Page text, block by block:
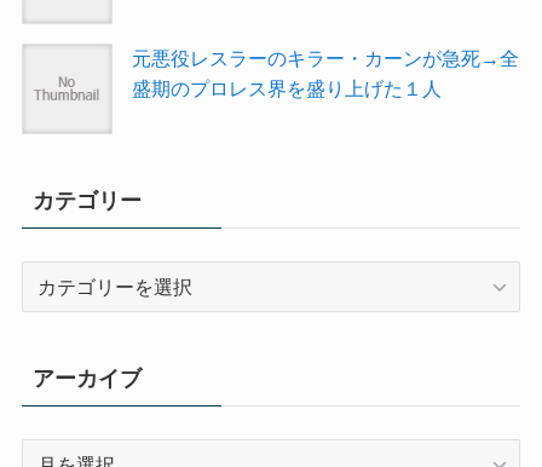
元悪役レスラーのキラー・カーンが急死→全
盛期のプロレス界を盛り上げた１人
カテゴリー
リ
ー
アーカイブ